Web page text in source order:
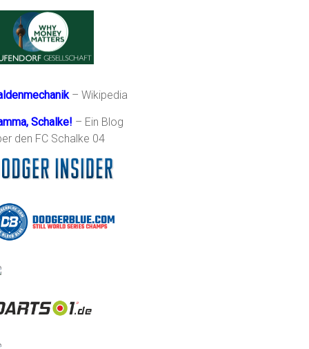
– Wikipedia
Schalke! – Ein Blog
den FC Schalke 04